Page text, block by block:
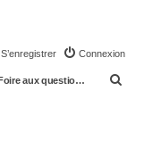
Connexion
S’enregistrer
Foire aux questions (Questions posées fréquemment)